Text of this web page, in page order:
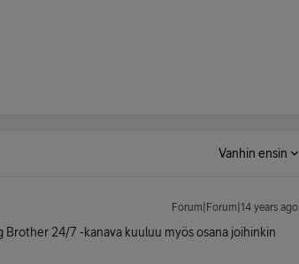
Vanhin ensin
Forum|Forum|14 years ago
Brother 24/7 -kanava kuuluu myös osana joihinkin